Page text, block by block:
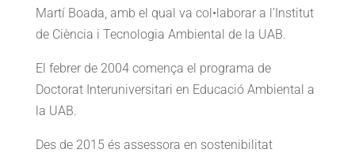
Martí Boada, amb el qual va col•laborar a l’Institut
de Ciència i Tecnologia Ambiental de la UAB.
El febrer de 2004 comença el programa de
Doctorat Interuniversitari en Educació Ambiental a
la UAB.
Des de 2015 és assessora en sostenibilitat